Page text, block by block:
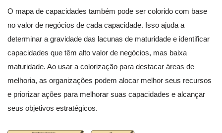
O mapa de capacidades também pode ser colorido com base
no valor de negócios de cada capacidade. Isso ajuda a
determinar a gravidade das lacunas de maturidade e identificar
capacidades que têm alto valor de negócios, mas baixa
maturidade. Ao usar a colorização para destacar áreas de
melhoria, as organizações podem alocar melhor seus recursos
e priorizar ações para melhorar suas capacidades e alcançar
seus objetivos estratégicos.